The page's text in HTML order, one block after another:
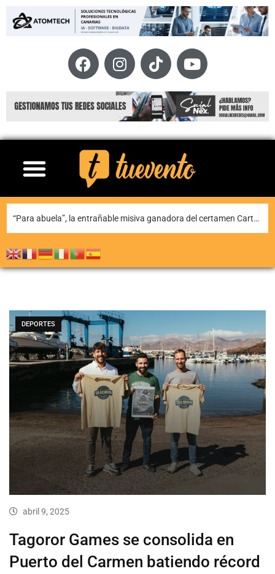
“Para abuela”, la entrañable misiva ganadora del certamen Carta para una fiesta de Puerto del Carmen
DEPORTES
abril 9, 2025
Tagoror Games se consolida en
Puerto del Carmen batiendo récord